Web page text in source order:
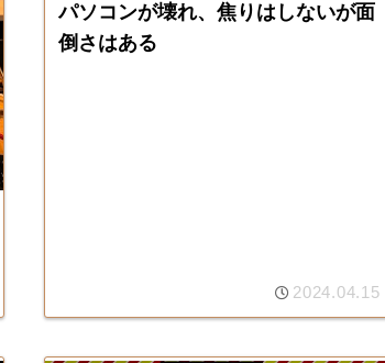
パソコンが壊れ、焦りはしないが面
倒さはある
2024.04.15